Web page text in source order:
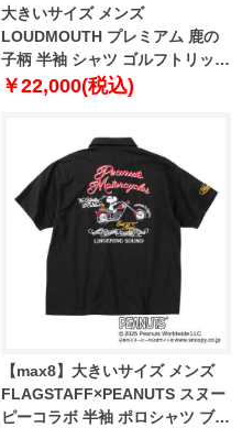
大きいサイズ メンズ
LOUDMOUTH プレミアム 鹿の
子柄 半袖 シャツ ゴルフトリップ
ネオン 1278-5226-2 3L 4L 5L
￥22,000(税込)
【max8】大きいサイズ メンズ
FLAGSTAFF×PEANUTS スヌー
ピーコラボ 半袖 ポロシャツ ブラ